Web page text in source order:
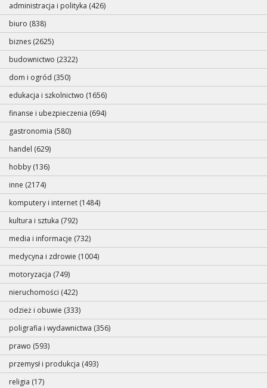
administracja i polityka (426)
biuro (838)
biznes (2625)
budownictwo (2322)
dom i ogród (350)
edukacja i szkolnictwo (1656)
finanse i ubezpieczenia (694)
gastronomia (580)
handel (629)
hobby (136)
inne (2174)
komputery i internet (1484)
kultura i sztuka (792)
media i informacje (732)
medycyna i zdrowie (1004)
motoryzacja (749)
nieruchomości (422)
odzież i obuwie (333)
poligrafia i wydawnictwa (356)
prawo (593)
przemysł i produkcja (493)
religia (17)